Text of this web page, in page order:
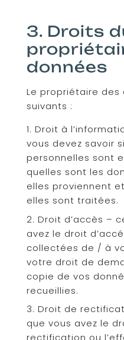
3. Droits
données
Le propriétaire des
suivants :
Droit à
vous devez savoir
personnelles sont
quelles sont les
elles proviennent
elles sont traitées.
Droit d’accès –
avez le droit
collectées de / à
votre droit de
copie de vos
recueillies.
Droit de
que vous avez le
rectification ou